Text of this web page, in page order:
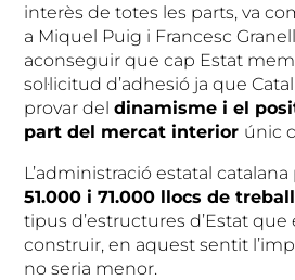
interès de totes les parts, va
a Miquel Puig i Francesc
aconseguir que cap Estat
sol·licitud d’adhesió ja que
provar deldinamisme i el
part del mercat interior únic
L’administració estatal
51.000 i 71.000 llocs de treball
tipus d’estructures d’Estat que
construir, en aquest sentit
no seria menor.